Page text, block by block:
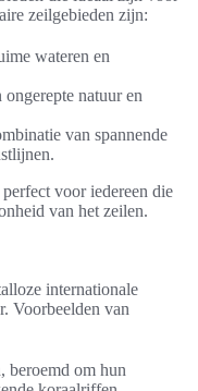
zeilgebieden zijn:
wateren en
natuur en
van spannende
voor iedereen die
van het zeilen.
internationale
Voorbeelden van
beroemd om hun